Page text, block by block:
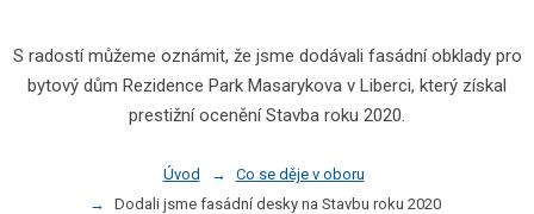
S radostí můžeme oznámit, že jsme dodávali fasádní obklady pro
bytový dům Rezidence Park Masarykova v Liberci, který získal
prestižní ocenění Stavba roku 2020.
Úvod
Co se děje v oboru
Dodali jsme fasádní desky na Stavbu roku 2020